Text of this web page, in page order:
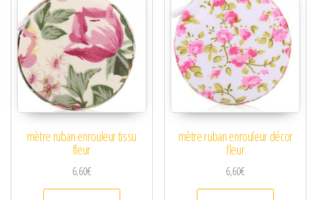
mètre ruban enrouleur tissu
fleur
6,60€
mètre ruban enrouleur décor
fleur
6,60€